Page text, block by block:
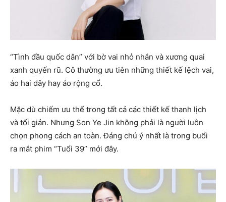
“Tình đầu quốc dân” với bờ vai nhỏ nhắn và xương quai
xanh quyến rũ. Cô thường ưu tiên những thiết kế lệch vai,
áo hai dây hay áo rộng cổ.
Mặc dù chiếm ưu thế trong tất cả các thiết kế thanh lịch
và tối giản. Nhưng Son Ye Jin không phải là người luôn
chọn phong cách an toàn. Đáng chú ý nhất là trong buổi
ra mắt phim “Tuổi 39” mới đây.